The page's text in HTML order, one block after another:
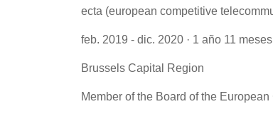
ecta (european competitive
feb. 2019 - dic. 2020 · 1 año 11 meses
Brussels Capital Region
Member of the Board of the